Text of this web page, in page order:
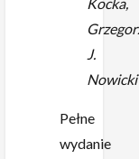
J.
Nowicki
Pełne
wydanie